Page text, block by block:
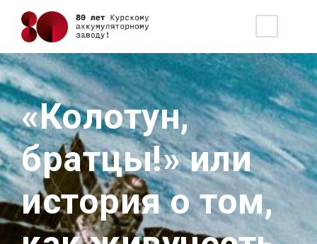
«Колотун,
братцы!» или
история о том,